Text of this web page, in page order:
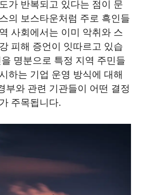
가 반복되고 있다는 점이 문
의 보스타운처럼 주로 흑인들
사회에서는 이미 악취와 스
피해 증언이 잇따르고 있습
명분으로 특정 지역 주민들
하는 기업 운영 방식에 대해
부와 관련 기관들이 어떤 결정
주목됩니다.